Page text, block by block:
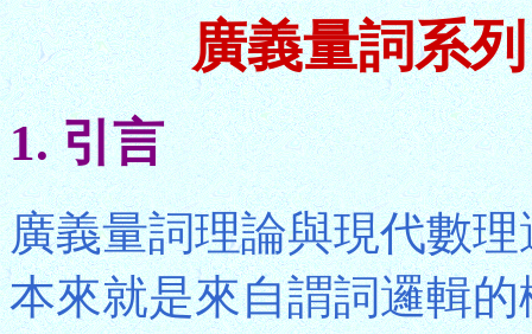
廣義量詞系
1. 引言
廣義量詞理論與現代數
本來就是來自謂詞邏輯